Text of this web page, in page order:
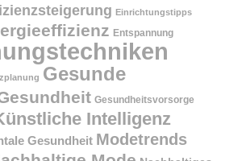
Einrichtungstipps
Entspannung
Gesunde
Gesundheitsvorsorge
Intelligenz
Gesundheit Modetrends